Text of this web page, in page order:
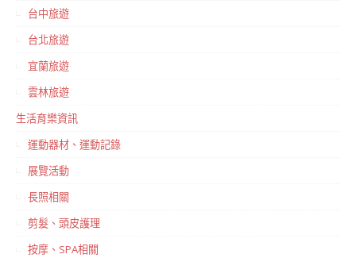
台中旅遊
台北旅遊
宜蘭旅遊
雲林旅遊
生活育樂資訊
運動器材、運動記錄
展覽活動
長照相關
剪髮、頭皮護理
按摩、SPA相關